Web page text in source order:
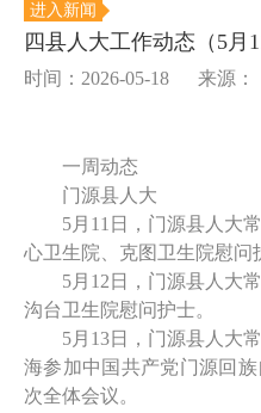
进入新闻
四县人大工作动态（5月
时间：2026-05-18 来源：
一周动态
门源县人大
5月11日，门源县人大常
心卫生院、克图卫生院慰问
5月12日，门源县人大常
沟台卫生院慰问护士。
5月13日，门源县人大常
海参加中国共产党门源回
次全体会议。